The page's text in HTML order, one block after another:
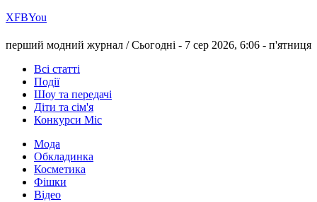
ХFBYou
перший модний журнал /Сьогодні - 7 сер 2026, 6:06 - п'ятниця
Всі статті
Події
Шоу та передачі
Діти та сім'я
Конкурси Міс
Мода
Обкладинка
Косметика
Фішки
Відео